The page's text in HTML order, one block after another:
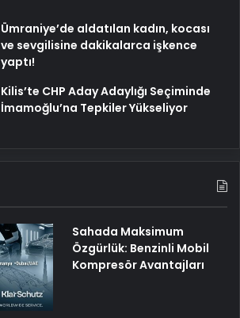
Ümraniye’de aldatılan kadın, kocası
ve sevgilisine dakikalarca işkence
yaptı!
Kilis’te CHP Aday Adaylığı Seçiminde
İmamoğlu’na Tepkiler Yükseliyor
Sahada Maksimum
Özgürlük: Benzinli Mobil
Kompresör Avantajları